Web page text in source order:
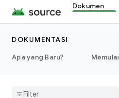
Dokumen
DOKUMENTASI
Apa yang Baru?
Memulai